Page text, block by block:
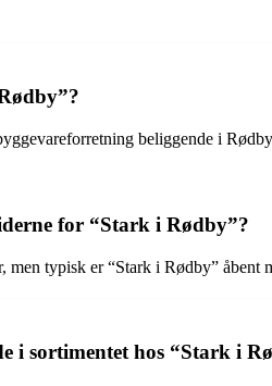
beliggende i
for “Stark i Rødby”?
men typisk er “Stark i Rødby”
i sortimentet hos “Stark i